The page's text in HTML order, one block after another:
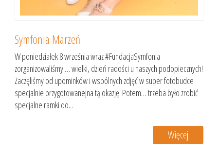
Symfonia Marzeń
W poniedziałek 8 września wraz #FundacjaSymfonia
zorganizowaliśmy … wielki, dzień radości u naszych podopiecznych!
Zaczęliśmy od upominków i wspólnych zdjęć w super fotobudce
specjalnie przygotowanejna tą okazję. Potem… trzeba było zrobić
specjalne ramki do...
Więcej